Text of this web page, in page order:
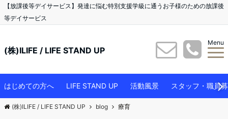
【放課後等デイサービス】発達に悩む特別支援学級に通うお子様のための放課後
等デイサービス
(株)ILIFE / LIFE STAND UP
Menu
はじめての方へ LIFE STAND UP 活動風景 スタッフ・職員
(株)ILIFE / LIFE STAND UP blog 療育